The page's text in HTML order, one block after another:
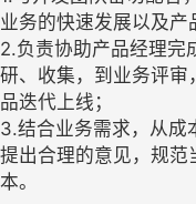
业务的快速发展以及产
2.负责协助产品经理完
研、收集，到业务评审
品迭代上线；
3.结合业务需求，从成
提出合理的意见，规范
本。